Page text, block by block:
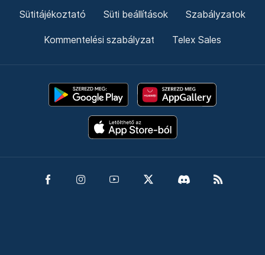
Sütitájékoztató Süti beállítások Szabályzatok
Kommentelési szabályzat Telex Sales